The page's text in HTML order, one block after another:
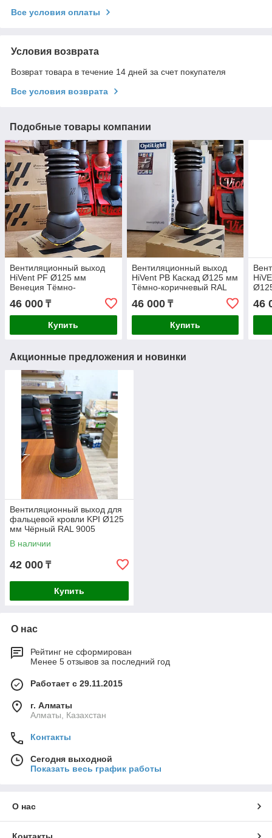
Все условия оплаты
Условия возврата
Возврат товара в течение 14 дней за счет покупателя
Все условия возврата
Подобные товары компании
Вентиляционный выход
HiVent PF Ø125 мм
Венеция Тёмно-
утеплённый
46 000 ₸
Купить
Вентиляционный выход
HiVent PB Каскад Ø125 мм
Тёмно-коричневый RAL
46 000₸
Купить
46
Акционные предложения и новинки
Вентиляционный выход для
фальцевой кровли KPI Ø125
мм Чёрный RAL 9005
В наличии
42 000 ₸
Купить
О нас
Рейтинг не сформирован
Менее 5 отзывов за последний год
Работает с 29.11.2015
г. Алматы
Алматы, Казахстан
Контакты
Сегодня выходной
Показать весь график работы
О нас